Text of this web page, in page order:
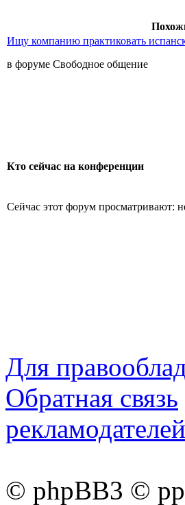
Ищу компанию практиковать
в форуме Свободное общение
Кто сейчас на конференции
Сейчас этот форум просматривают:
Для
Обратная связь
рекламодателей
© phpBB3 ©